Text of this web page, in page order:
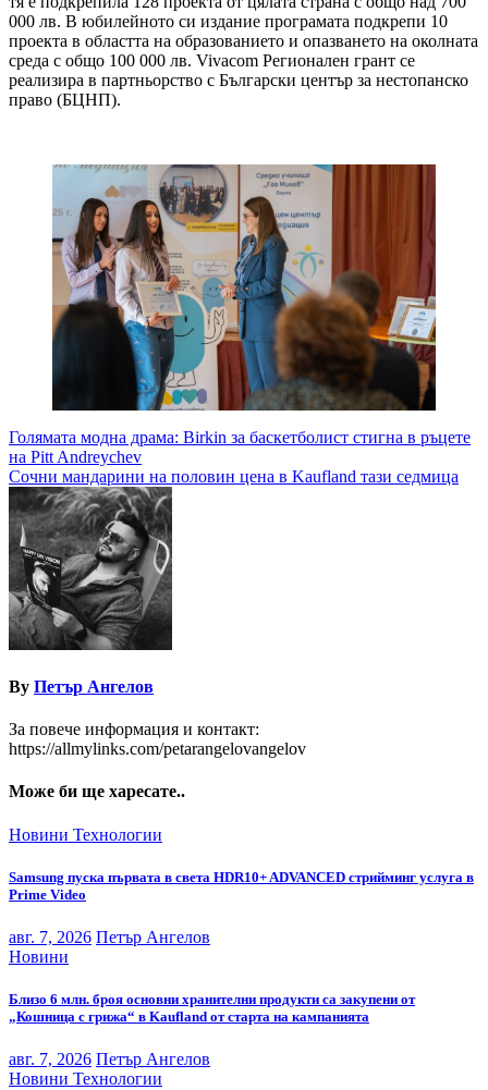
000 лв. В юбилейното си издание програмата подкрепи 10
проекта в областта на образованието и опазването на околната
среда с общо 100 000 лв. Vivacom Регионален грант се
реализира в партньорство с Български център за нестопанско
право (БЦНП).
Навигация
Голямата модна драма: Birkin за баскетболист стигна в ръцете
на Pitt Andreychev
Сочни мандарини на половин цена в Kaufland тази седмица
By Петър Ангелов
За повече информация и контакт:
https://allmylinks.com/petarangelovangelov
Може би ще харесате..
Новини Технологии
Samsung пуска първата в света HDR10+ ADVANCED стрийминг услуга в
Prime Video
авг. 7, 2026 Петър Ангелов
Новини
Близо 6 млн. броя основни хранителни продукти са закупени от
„Кошница с грижа“ в Kaufland от старта на кампанията
авг. 7, 2026 Петър Ангелов
Новини Технологии